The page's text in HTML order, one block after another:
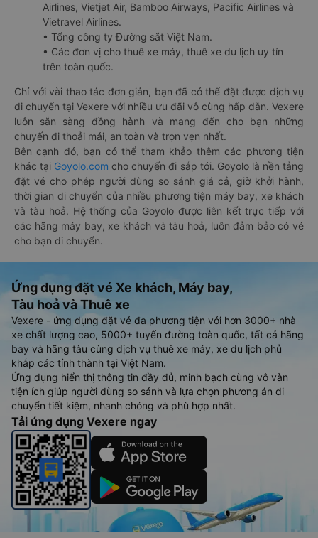
Airlines, Vietjet Air, Bamboo Airways, Pacific Airlines và
Vietravel Airlines.
• Tổng công ty Đường sắt Việt Nam.
• Các đơn vị cho thuê xe máy, thuê xe du lịch uy tín
trên toàn quốc.
Chỉ với vài thao tác đơn giản, bạn đã có thể đặt được dịch vụ
di chuyển tại Vexere với nhiều ưu đãi vô cùng hấp dẫn. Vexere
luôn sẵn sàng đồng hành và mang đến cho bạn những
chuyến đi thoải mái, an toàn và trọn vẹn nhất.
Bên cạnh đó, bạn có thể tham khảo thêm các phương tiện
khác tại Goyolo.com cho chuyến đi sắp tới. Goyolo là nền tảng
đặt vé cho phép người dùng so sánh giá cả, giờ khởi hành,
thời gian di chuyển của nhiều phương tiện máy bay, xe khách
và tàu hoả. Hệ thống của Goyolo được liên kết trực tiếp với
các hãng máy bay, xe khách và tàu hoả, luôn đảm bảo có vé
cho bạn di chuyển.
Ứng dụng đặt vé Xe khách, Máy bay,
Tàu hoả và Thuê xe
Vexere - ứng dụng đặt vé đa phương tiện với hơn 3000+ nhà
xe chất lượng cao, 5000+ tuyến đường toàn quốc, tất cả hãng
bay và hãng tàu cùng dịch vụ thuê xe máy, xe du lịch phủ
khắp các tỉnh thành tại Việt Nam.
Ứng dụng hiển thị thông tin đầy đủ, minh bạch cùng vô vàn
tiện ích giúp người dùng so sánh và lựa chọn phương án di
chuyển tiết kiệm, nhanh chóng và phù hợp nhất.
Tải ứng dụng Vexere ngay